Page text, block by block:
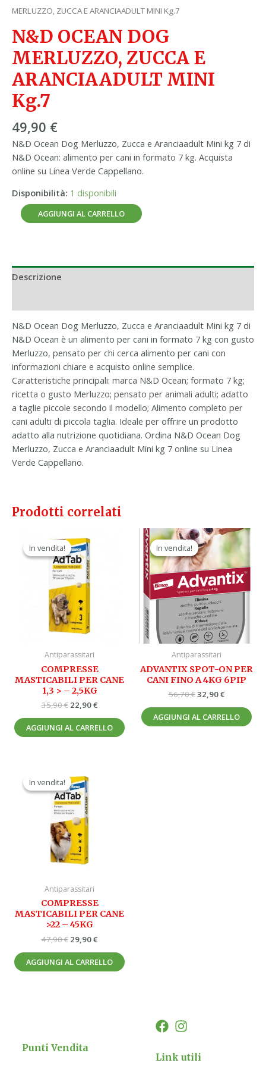
MERLUZZO, ZUCCA E ARANCIAADULT MINI Kg.7
N&D OCEAN DOG
MERLUZZO, ZUCCA E
ARANCIAADULT MINI
Kg.7
49,90 €
N&D Ocean Dog Merluzzo, Zucca e Aranciaadult Mini kg 7 di
N&D Ocean: alimento per cani in formato 7 kg. Acquista
online su Linea Verde Cappellano.
Disponibilità: 1 disponibili
AGGIUNGI AL CARRELLO
Descrizione
N&D Ocean Dog Merluzzo, Zucca e Aranciaadult Mini kg 7 di
N&D Ocean è un alimento per cani in formato 7 kg con gusto
Merluzzo, pensato per chi cerca alimento per cani con
informazioni chiare e acquisto online semplice.
Caratteristiche principali: marca N&D Ocean; formato 7 kg;
ricetta o gusto Merluzzo; pensato per animali adulti; adatto
a taglie piccole secondo il modello; Alimento completo per
cani adulti di piccola taglia. Ideale per offrire un prodotto
adatto alla nutrizione quotidiana. Ordina N&D Ocean Dog
Merluzzo, Zucca e Aranciaadult Mini kg 7 online su Linea
Verde Cappellano.
Prodotti correlati
In vendita!
In vendita!
Antiparassitari
COMPRESSE
MASTICABILI PER CANE
1,3 > – 2,5KG
35,90€
prezzo
originale
era:
35,90 €.
22,90€
AGGIUNGI AL CARRELLO
In vendita!
In vendita!
Antiparassitari
ADVANTIX SPOT-ON PER
CANI FINO A 4KG 6PIP
56,70€
Il
prezzo
originale
era:
56,70 €.
32,90€
Il
prezzo
attuale
è:
32,90 €.
AGGIUNGI AL CARRELLO
In vendita!
In vendita!
Antiparassitari
COMPRESSE
MASTICABILI PER CANE
>22 – 45KG
47,90€
prezzo
originale
era:
47,90 €.
29,90€
AGGIUNGI AL CARRELLO
Punti Vendita
Link utili